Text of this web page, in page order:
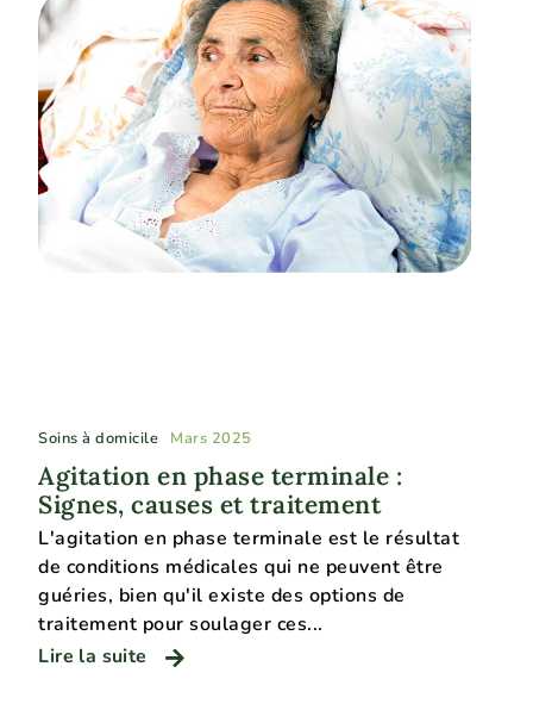
Soins à domicile Mars 2025
Agitation en phase terminale :
Signes, causes et traitement
L'agitation en phase terminale est le résultat
de conditions médicales qui ne peuvent être
guéries, bien qu'il existe des options de
traitement pour soulager ces...
Lire la suite